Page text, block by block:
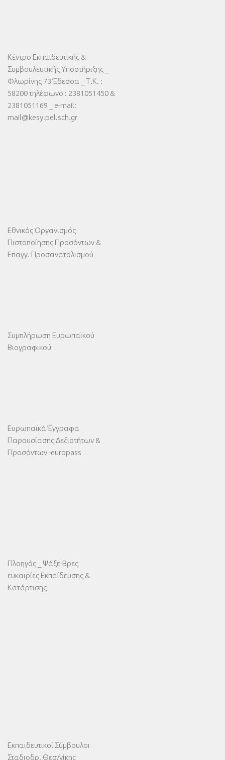
Κέντρο Εκπαιδευτικής &
Συμβουλευτικής Υποστήριξης _
Φλωρίνης 73 Έδεσσα _ Τ.Κ. :
58200 τηλέφωνο : 2381051450 &
2381051169 _ e-mail:
mail@kesy.pel.sch.gr
Εθνικός Οργανισμός
Πιστοποίησης Προσόντων &
Επαγγ. Προσανατολισμού
Συμπλήρωση Ευρωπαϊκού
Βιογραφικού
Ευρωπαϊκά Έγγραφα
Παρουσίασης Δεξιοτήτων &
Προσόντων -europass
Πλοηγός _ Ψάξε-Βρες
ευκαιρίες Εκπαίδευσης &
Κατάρτισης
Εκπαιδευτικοί Σύμβουλοι
Σταδιοδρ. Θεσ/νίκης